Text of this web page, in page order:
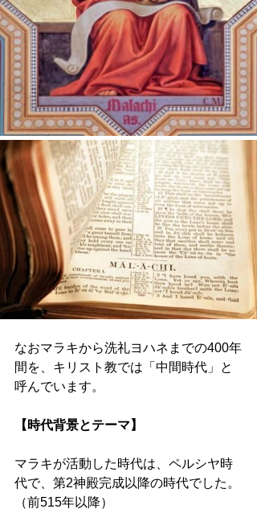
なおマラキから洗礼ヨハネまでの400年
間を、キリスト教では「中間時代」と
呼んでいます。
【時代背景とテーマ】
マラキが活動した時代は、ペルシヤ時
代で、第2神殿完成以降の時代でした。
（前515年以降）